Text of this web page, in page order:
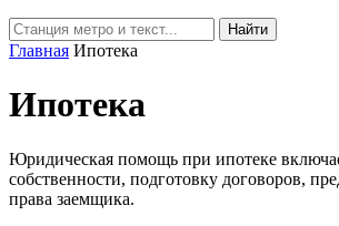
Кнопка
Закрыть
Найти:
Главная Ипотека
Ипотека
Юридическая помощь при ипотеке
собственности, подготовку договоров,
права заемщика.